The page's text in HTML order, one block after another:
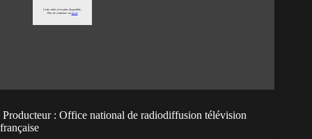
Producteur : Office national de radiodiffusion télévision
française